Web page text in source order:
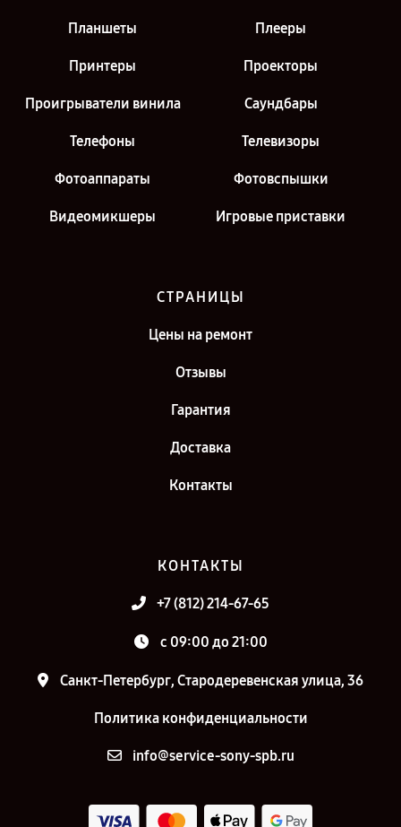
Планшеты Плееры
Принтеры Проекторы
Проигрыватели винила Саундбары
Телефоны Телевизоры
Фотоаппараты Фотовспышки
Видеомикшеры Игровые приставки
СТРАНИЦЫ
Цены на ремонт
Отзывы
Гарантия
Доставка
Контакты
КОНТАКТЫ
+7 (812) 214-67-65
c 09:00 до 21:00
Санкт-Петербург, Стародеревенская улица, 36
Политика конфиденциальности
info@service-sony-spb.ru